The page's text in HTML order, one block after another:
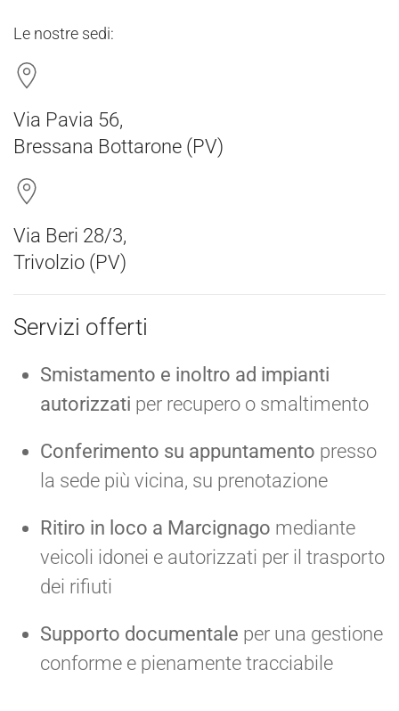
Le nostre sedi:
Via Pavia 56,
Bressana Bottarone (PV)
Via Beri 28/3,
Trivolzio (PV)
Servizi offerti
Smistamento e inoltro ad impianti
autorizzati per recupero o smaltimento
Conferimento su appuntamento presso
la sede più vicina, su prenotazione
Ritiro in loco a Marcignago mediante
veicoli idonei e autorizzati per il trasporto
dei rifiuti
Supporto documentale per una gestione
conforme e pienamente tracciabile